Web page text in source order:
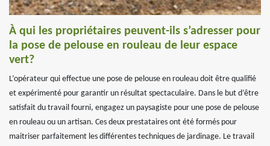
À qui les propriétaires peuvent-ils s’adresser pour
la pose de pelouse en rouleau de leur espace
vert?
L’opérateur qui effectue une pose de pelouse en rouleau doit être qualifié
et expérimenté pour garantir un résultat spectaculaire. Dans le but d’être
satisfait du travail fourni, engagez un paysagiste pour une pose de pelouse
en rouleau ou un artisan. Ces deux prestataires ont été formés pour
maitriser parfaitement les différentes techniques de jardinage. Le travail